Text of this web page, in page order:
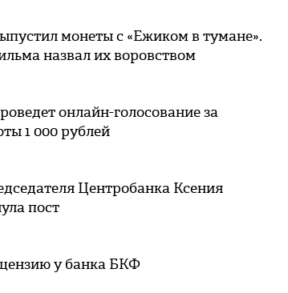
монеты с «Ежиком в тумане».
назвал их воровством
онлайн-голосование за
1 000 рублей
Центробанка Ксения
пост
у банка БКФ